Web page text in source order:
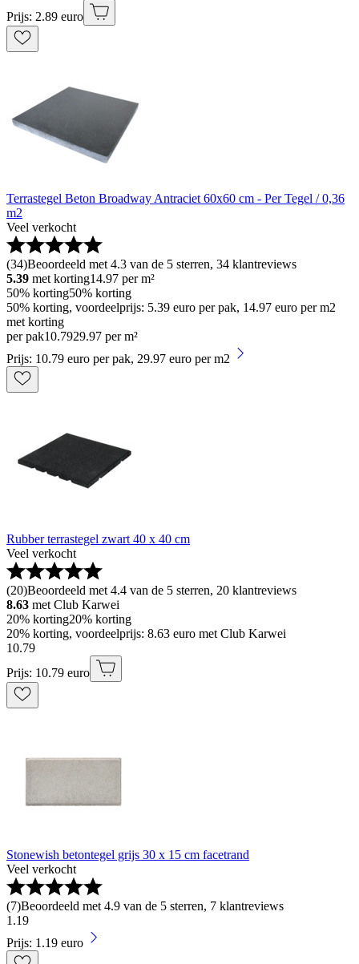
Prijs: 2.89 euro
Terrastegel Beton Broadway Antraciet 60x60 cm - Per Tegel / 0,36
m2
Veel verkocht
(34)Beoordeeld met 4.3 van de 5 sterren, 34 klantreviews
5.39 met korting14.97 per m²
50% korting50% korting
50% korting, voordeelprijs: 5.39 euro per pak, 14.97 euro per m2
met korting
per pak10.7929.97 per m²
Prijs: 10.79 euro per pak, 29.97 euro per m2
Rubber terrastegel zwart 40 x 40 cm
Veel verkocht
(20)Beoordeeld met 4.4 van de 5 sterren, 20 klantreviews
8.63 met Club Karwei
20% korting20% korting
20% korting, voordeelprijs: 8.63 euro met Club Karwei
10.79
Prijs: 10.79 euro
Stonewish betontegel grijs 30 x 15 cm facetrand
Veel verkocht
(7)Beoordeeld met 4.9 van de 5 sterren, 7 klantreviews
1.19
Prijs: 1.19 euro